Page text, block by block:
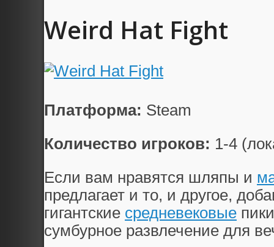
Weird Hat Fight
Платформа: Steam
Количество игроков: 1-4
Если вам нравятся шляпы и
предлагает и то, и другое,
гигантские средневековые
сумбурное развлечение для